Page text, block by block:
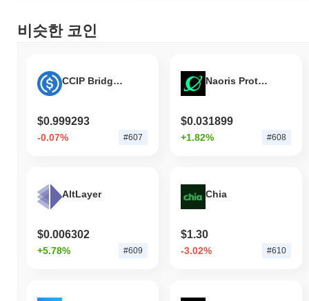
비슷한 코인
CCIP Bridged USDC (Ronin)
$0.999293
-0.07% #607
Naoris Protocol
$0.031899
+1.82% #608
AltLayer
$0.006302
+5.78% #609
Chia
$1.30
-3.02% #610